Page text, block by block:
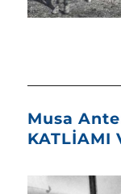
Musa
KATLİAMI